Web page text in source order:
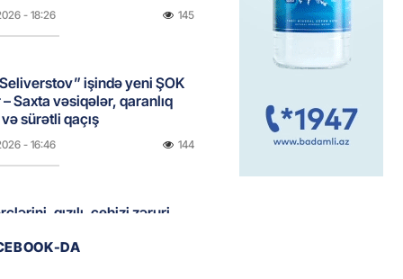
- 18:26 145
işində yeni ŞOK
Saxta vəsiqələr, qaranlıq
sürətli qaçış
- 16:46 144
qızılı, cehizi zəruri
DA